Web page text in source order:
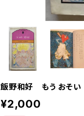
飯野和好 もう おそ
¥2,000